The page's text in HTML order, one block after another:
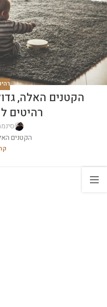
הקטנים האלה,
רהיטים
הקטנים